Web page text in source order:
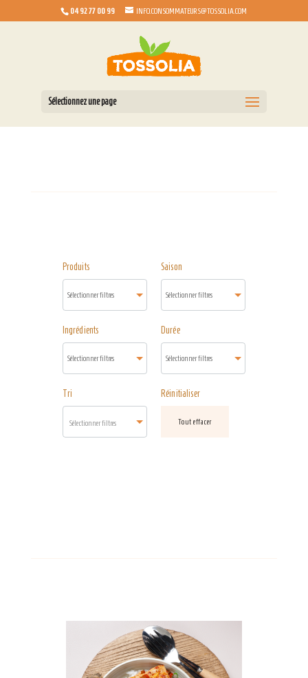
04 92 77 00 99 INFO.CONSOMMATEURS@TOSSOLIA.COM
Sélectionnez une page
Produits Saison
Ingrédients Durée
Tri
Sélectionner filtres
Réinitialiser
Tout effacer